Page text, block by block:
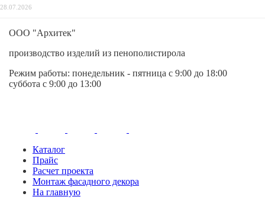
28.07.2026
ООО "Архитек"
производство изделий из пенополистирола
Режим работы: понедельник - пятница с 9:00 до 18:00
суббота с 9:00 до 13:00
Каталог
Прайс
Расчет проекта
Монтаж фасадного декора
На главную